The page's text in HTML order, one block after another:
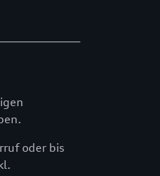
oder bis